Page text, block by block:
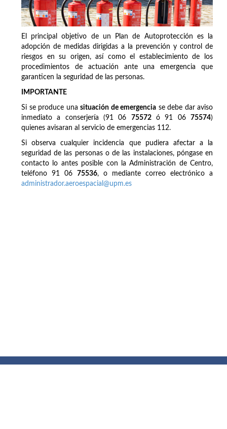
El principal objetivo de un Plan de Autoprotección es la
adopción de medidas dirigidas a la prevención y control de
riesgos en su origen, así como el establecimiento de los
procedimientos de actuación ante una emergencia que
garanticen la seguridad de las personas.
IMPORTANTE
Si se produce una situación de emergencia se debe dar aviso
inmediato a conserjería (91 06 75572ó 91 06 75574)
quienes avisaran al servicio de emergencias 112.
Si observa cualquier incidencia que pudiera afectar a la
seguridad de las personas o de las instalaciones, póngase en
contacto lo antes posible con la Administración de Centro,
teléfono 91 06 75536, o mediante correo electrónico a
administrador.aeroespacial@upm.es